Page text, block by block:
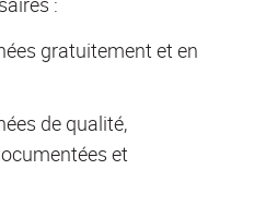
gratuitement et en
de qualité,
et